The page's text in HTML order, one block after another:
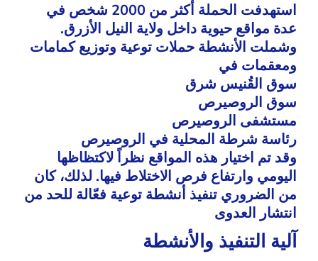
استهدفت الحملة أكثر من 2000 شخص في
عدة مواقع حيوية داخل ولاية النيل الأزرق.
وشملت الأنشطة حملات توعية وتوزيع كمامات
ومعقمات في
سوق القُنيس شرق
سوق الروصيرص
مستشفى الروصيرص
رئاسة شرطة المحلية في الروصيرص
وقد تم اختيار هذه المواقع نظراً لاكتظاظها
اليومي وارتفاع فرص الاختلاط فيها. لذلك، كان
من الضروري تنفيذ أنشطة توعية فعّالة للحد من
انتشار العدوى
آلية التنفيذ والأنشطة